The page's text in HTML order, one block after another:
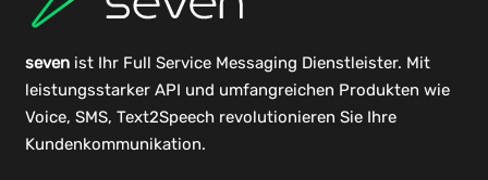
sevenist Ihr Full Service Messaging Dienstleister. Mit
leistungsstarker API und umfangreichen Produkten wie
Voice, SMS, Text2Speech revolutionieren Sie Ihre
Kundenkommunikation.